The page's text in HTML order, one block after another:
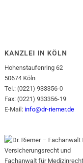
KANZLEI IN KÖLN
Hohenstaufenring 62
50674 Köln
Tel.: (0221) 933356-0
Fax: (0221) 933356-19
E-Mail: info@dr-riemer.de